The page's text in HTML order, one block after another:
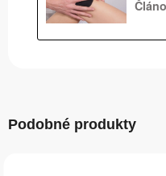
Podobné produkty